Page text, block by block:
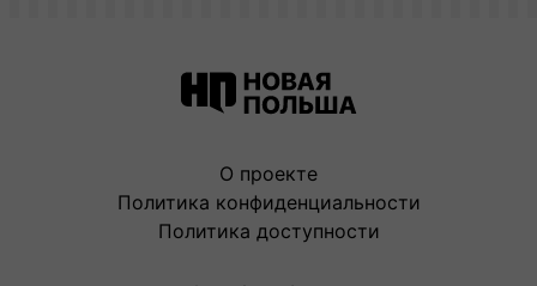
О проекте
Политика конфиденциальности
Политика доступности